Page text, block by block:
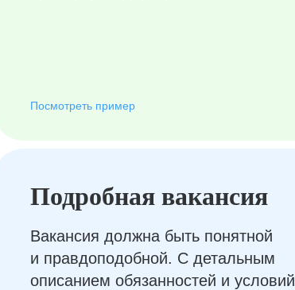
Посмотреть пример
Подробная вакансия
Вакансия должна быть понятной
и правдоподобной. С детальным
описанием обязанностей и условий